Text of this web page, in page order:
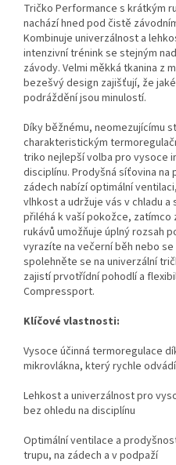
Tričko Performance s krátkým
nachází hned pod čistě
Kombinuje univerzálnost a
intenzivní trénink se stejným
závody. Velmi měkká tkanina z
bezešvý design zajišťují, že
podráždění jsou minulostí.
Díky běžnému, neomezujícímu
charakteristickým
triko nejlepší volba pro vysoce
disciplínu. Prodyšná síťovina na
zádech nabízí optimální
vlhkost a udržuje vás v chladu
přiléhá k vaší pokožce, zatímco
rukávů umožňuje úplný rozsah
vyrazíte na večerní běh nebo
spolehněte se na univerzální
zajistí prvotřídní pohodlí a
Compressport.
Klíčové vlastnosti:
Vysoce účinná termoregulace
mikrovlákna, který rychle
Lehkost a univerzálnost pro
bez ohledu na disciplínu
Optimální ventilace a
trupu, na zádech a v podpaží